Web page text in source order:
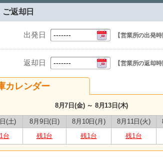
空港への送り
■乗車場所
那覇空港「１
ご予約時、備
・到着便名
当日スムーズ
・LINE ID：
・LINEリンク
公式LINE登録
・お名前（
・ご
当日のご連絡は
返却日
出発日 【営業所の出発時
返却日 【営業所の返却時
カレンダー
8月7日(金) ～ 8月13日(木)
(土) 8月9日(日) 8月10日(月) 8月11日(火)
台 残1台 残1台 残1台